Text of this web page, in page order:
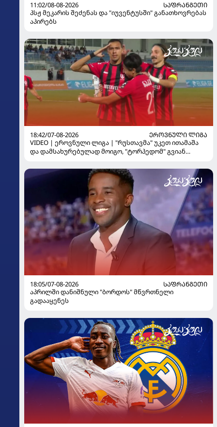
11:02/08-08-2026
ᲡᲐᲤᲠᲐᲜᲒᲔᲗᲘ
პსჟ მეკარის შეძენას და "იუვენტუსში" განათხოვრებას
აპირებს
18:42/07-08-2026
ᲔᲠᲝᲕᲜᲣᲚᲘ ᲚᲘᲒᲐ
VIDEO | ეროვნული ლიგა | "რუსთავმა" უკეთ ითამაშა
და დამსახურებულად მოიგო, "ტორპედომ" გვიან
18:05/07-08-2026
ᲡᲐᲤᲠᲐᲜᲒᲔᲗᲘ
აპრილში დანიშნული "ბორდოს" მწვრთნელი
გადააყენეს